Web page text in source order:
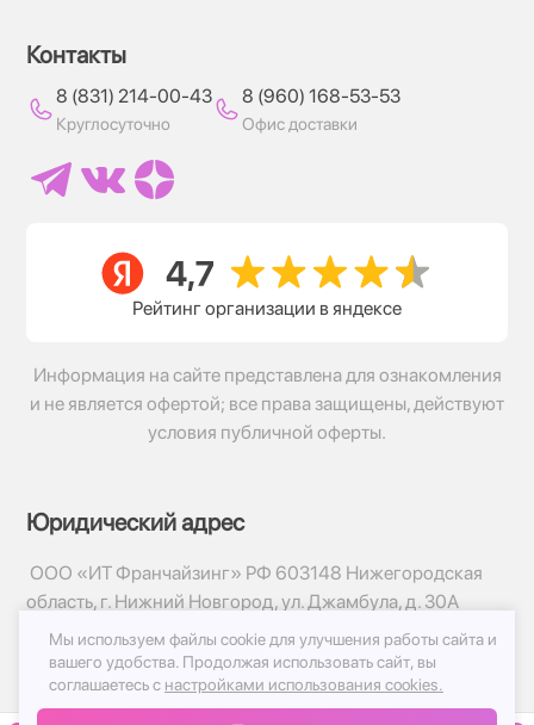
Контакты
8 (831) 214-00-43
Круглосуточно
8 (960) 168-53-53
Офис доставки
Рейтинг организации в яндексе
Информация на сайте представлена для ознакомления
и не является офертой; все права защищены, действуют
условия публичной оферты.
Юридический адрес
ООО «ИТ Франчайзинг» РФ 603148 Нижегородская
область, г. Нижний Новгород, ул. Джамбула, д. 30А
© 2017-2026г, База Цветов 24.ру
Политика конфиденциальности
Публичная оферта
Мы используем файлы cookie для улучшения работы сайта и
вашего удобства. Продолжая использовать сайт, вы
соглашаетесь с настройками использования cookies.